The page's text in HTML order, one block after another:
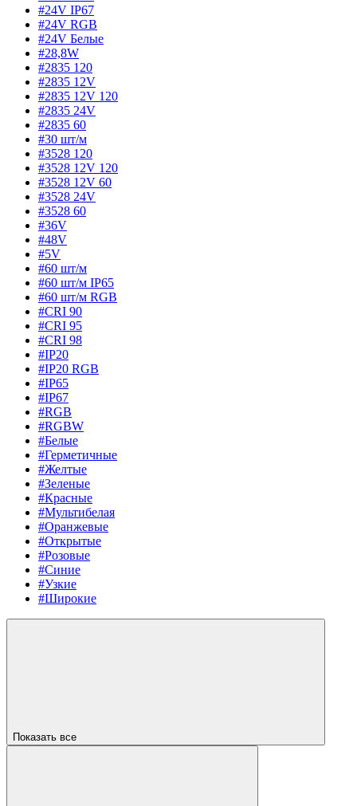
#24V IP67
#24V RGB
#24V Белые
#28,8W
#2835 120
#2835 12V
#2835 12V 120
#2835 24V
#2835 60
#30 шт/м
#3528 120
#3528 12V 120
#3528 12V 60
#3528 24V
#3528 60
#36V
#48V
#5V
#60 шт/м
#60 шт/м IP65
#60 шт/м RGB
#CRI 90
#CRI 95
#CRI 98
#IP20
#IP20 RGB
#IP65
#IP67
#RGB
#RGBW
#Белые
#Герметичные
#Желтые
#Зеленые
#Красные
#Мультибелая
#Оранжевые
#Открытые
#Розовые
#Синие
#Узкие
#Широкие
Показать все